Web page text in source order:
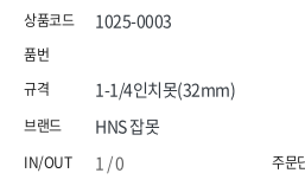
1025-0003
HNS 잡못
1-1/4인치못(32mm)
1 / 0